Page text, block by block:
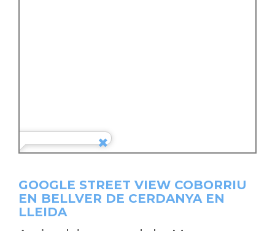
GOOGLE STREET VIEW COBORRIU
EN BELLVER DE CERDANYA EN
LLEIDA